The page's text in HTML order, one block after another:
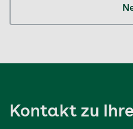
Kontakt zu